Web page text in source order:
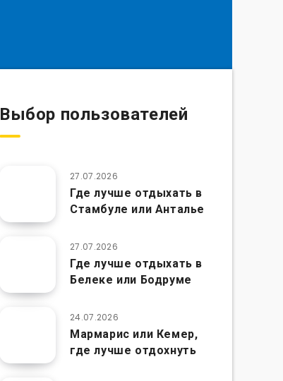
Выбор пользователей
27.07.2026
Где лучше отдыхать в
Стамбуле или Анталье
27.07.2026
Где лучше отдыхать в
Белеке или Бодруме
24.07.2026
Мармарис или Кемер,
где лучше отдохнуть